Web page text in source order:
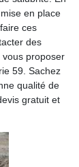
en place
ces
des
vous proposer
59. Sachez
qualité de
gratuit et